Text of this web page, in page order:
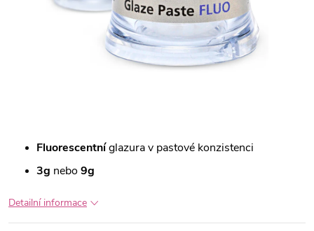
Fluorescentníglazura v pastové konzistenci
3g nebo 9g
Detailní informace